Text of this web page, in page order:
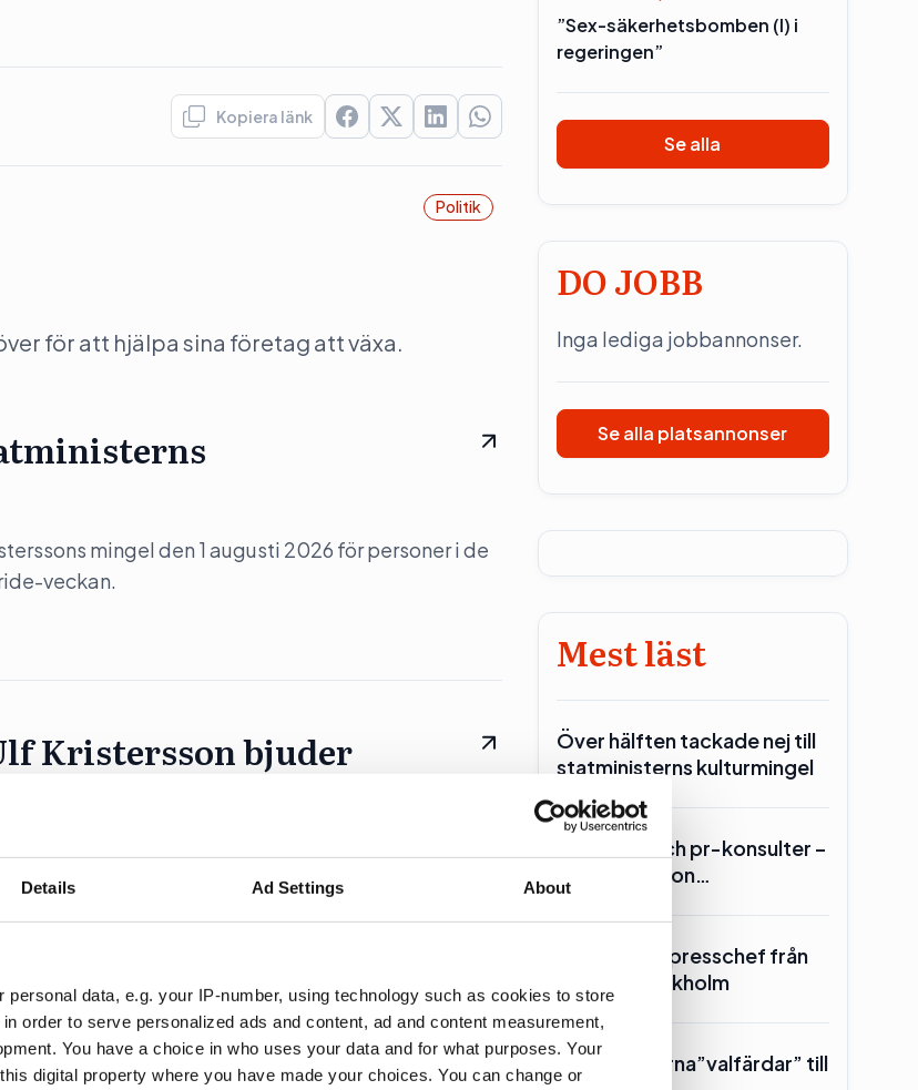
Details Ad Settings About
personal data, e.g. your IP-number, using technology such as cookies to store
order to serve personalized ads and content, ad and content measurement,
You have a choice in who uses your data and for what purposes. Your
digital property where you have made your choices. You can change or
Kopiera länk
Politik
för att hjälpa sina företag att växa.
mingel den 1 augusti 2026 för personer i de
veckan.
Kristersson bjuder
mottagning i Sagerska palatset för att
med att Prideveckan körgång. Flera pr-
författare, finns med bland de 115 inbjudna. Här
”Sex-säkerhetsbomben (l) i
regeringen”
Se alla
DO JOBB
Inga lediga jobbannonser.
Se alla platsannonser
Mest läst
Över hälften tackade nej till
statministerns kulturmingel
Lars Lerin och pr-konsulter –
Ulf Kristersson…
SKR hämtar presschef från
Region Stockholm
Toppolitikerna”valfärdar” till